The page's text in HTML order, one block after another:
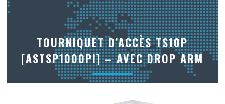
TOURNIQUET D’ACCÈS TS10P
[ASTSP1000PI] – AVEC DROP ARM